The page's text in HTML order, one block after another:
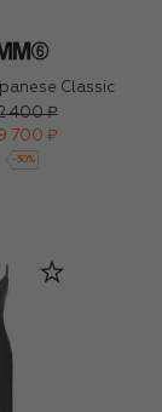
Classic
400 ₽
700 ₽
-30%